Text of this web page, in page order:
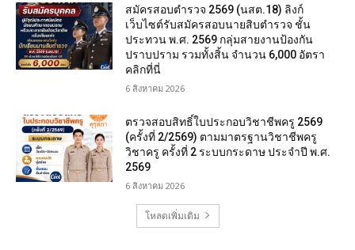
สมัครสอบตํารวจ 2569 (นสต.18) ลิงก์
เว็บไซต์รับสมัครสอบนายสิบตำรวจ ชั้น
ประทวน พ.ศ. 2569 กลุ่มสายงานป้องกัน
ปราบปราม รวมทั้งสิ้น จำนวน 6,000 อัตรา
คลิกที่นี่
6 สิงหาคม 2026
ตรวจสอบสิทธิ์ใบประกอบวิชาชีพครู 2569
(ครั้งที่ 2/2569) ตามมาตรฐานวิชาชีพครู
วิชาครู ครั้งที่ 2 ระบบกระดาษ ประจำปี พ.ศ.
2569
6 สิงหาคม 2026
โหลดเพิ่มเติม